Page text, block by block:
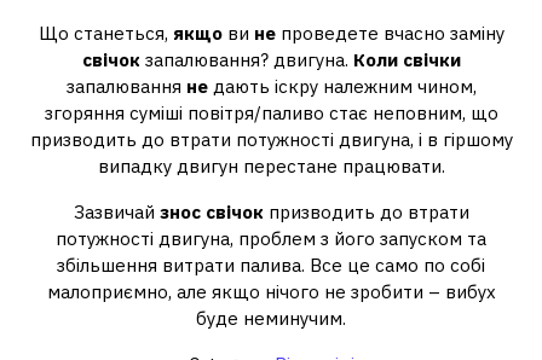
Що станеться, якщови непроведете вчасно заміну
свічок запалювання? двигуна. Коли свічки
запалювання недають іскру належним чином,
згоряння суміші повітря/паливо стає неповним, що
призводить до втрати потужності двигуна, і в гіршому
випадку двигун перестане працювати.
Зазвичай знос свічок призводить до втрати
потужності двигуна, проблем з його запуском та
збільшення витрати палива. Все це само по собі
малоприємно, але якщо нічого не зробити – вибух
буде неминучим.